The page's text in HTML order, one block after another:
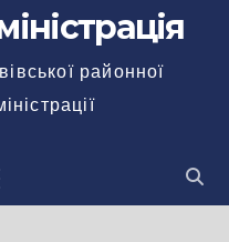
районної